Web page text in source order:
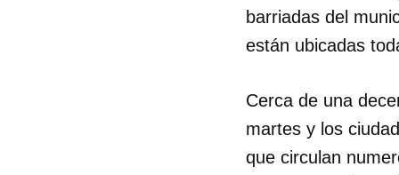
barriadas del
están ubicadas
Cerca de una
martes y los
que circulan